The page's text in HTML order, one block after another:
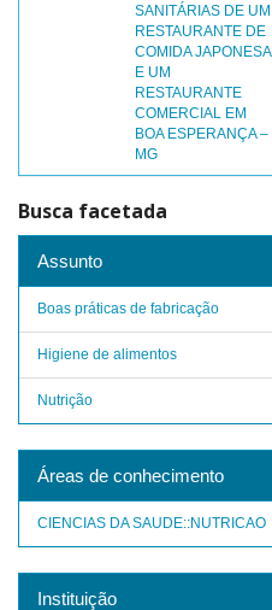
SANITÁRIAS DE UM
RESTAURANTE DE
COMIDA JAPONESA
E UM
RESTAURANTE
COMERCIAL EM
BOA ESPERANÇA –
MG
Busca facetada
Assunto
Boas práticas de fabricação
Higiene de alimentos
Nutrição
Áreas de conhecimento
CIENCIAS DA SAUDE::NUTRICAO
Instituição